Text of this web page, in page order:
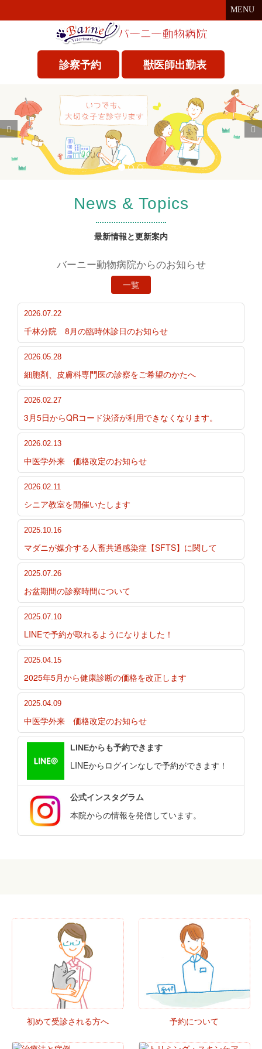
診察予約 獣医師出勤表
MENU
P
e
N
News & Topics
最新情報と更新案内
バーニー動物病院からのお知らせ
一覧
2026.07.22
千林分院 8月の臨時休診日のお知らせ
2026.05.28
細胞剤、皮膚科専門医の診察をご希望のかたへ
2026.02.27
3月5日からQRコード決済が利用できなくなります。
2026.02.13
中医学外来 価格改定のお知らせ
2026.02.11
シニア教室を開催いたします
2025.10.16
マダニが媒介する人畜共通感染症【SFTS】に関して
2025.07.26
お盆期間の診察時間について
2025.07.10
LINEで予約が取れるようになりました！
2025.04.15
2025年5月から健康診断の価格を改正します
2025.04.09
中医学外来 価格改定のお知らせ
LINEからも予約できます
LINEからログインなしで予約ができます！
公式インスタグラム
本院からの情報を発信しています。
初めて受診される方へ 予約について